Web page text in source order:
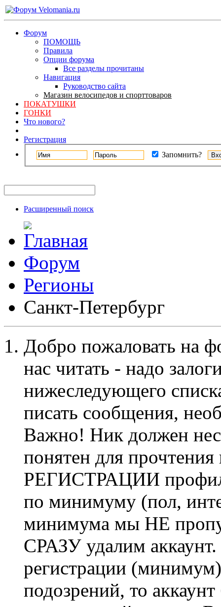
Форум
ПОМОЩЬ
Правила
Опции форума
Все разделы прочитаны
Навигация
Руководство сайта
Магазин велосипедов и спорттоваров
ПОКАТУШКИ
ГОНКИ
Что нового?
Регистрация
Запомнить?
Расширенный поиск
Форум
Регионы
Санкт-Петербург
Добро пожаловать на
нас читать - надо
нижеследующего
писать сообщения,
Важно! Ник должен
понятен для
РЕГИСТРАЦИИ профиль
по минимуму (пол,
минимума мы НЕ
СРАЗУ удалим
регистрации
подозрений, то